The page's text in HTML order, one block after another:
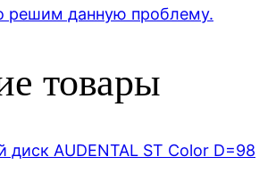
решим данную проблему.
товары